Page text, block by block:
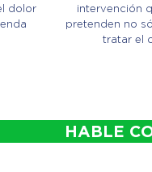
dolor
intervención
pretenden no
tratar el
HABLE